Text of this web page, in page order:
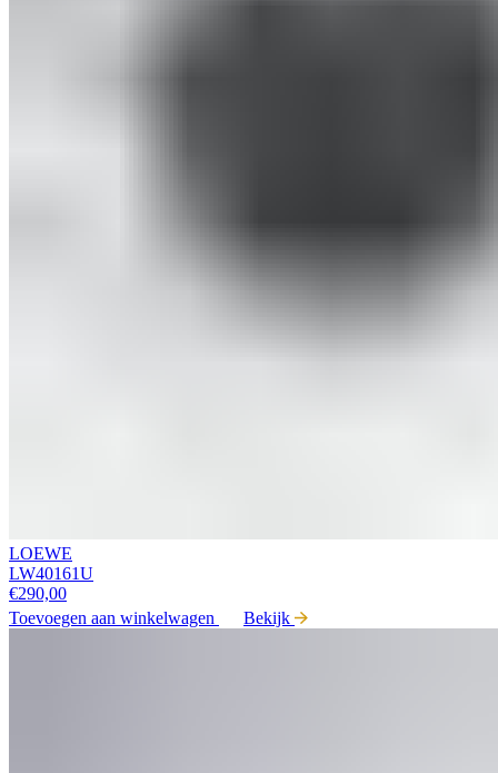
LOEWE
LW40161U
€290,00
Toevoegen aan winkelwagen
Bekijk